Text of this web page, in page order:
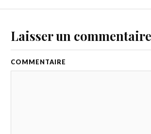
Laisser un commentaire
COMMENTAIRE